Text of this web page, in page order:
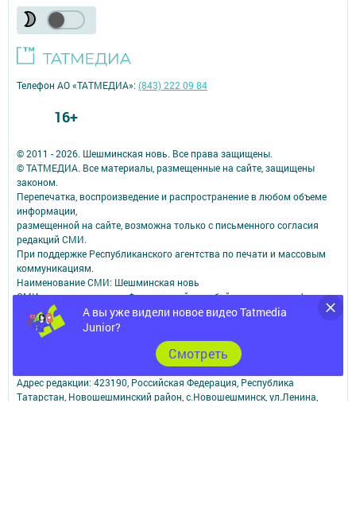
А вы уже видели новое видео Tatmedia
Junior?
Cмотреть
© 2011 - 2026. Шешминская новь. Все права защищены.
© ТАТМЕДИА. Все материалы, размещенные на сайте, защищены
законом.
Перепечатка, воспроизведение и распространение в любом объеме
информации,
размещенной на сайте, возможна только с письменного согласия
редакций СМИ.
При поддержке Республиканского агентства по печати и массовым
коммуникациям.
Наименование СМИ: Шешминская новь
СМИ зарегистрировано Федеральной службой по надзору в сфере
связи,
информационных технологий и массовых коммуникаций
запись о регистрации СМИ ЭЛ № ФС 77 - 90148 от 07.10.2025
ФИО главного редактора: Мусин Азат Вализанович Email:
sheshminskaja-nov.dir@tatmedia.com
Адрес редакции: 423190, Российская Федерация, Республика
Татарстан, Новошешминский район, с.Новошешминск, ул.Ленина,
Телефон АО «ТАТМЕДИА»:(843) 222 09 84
16+